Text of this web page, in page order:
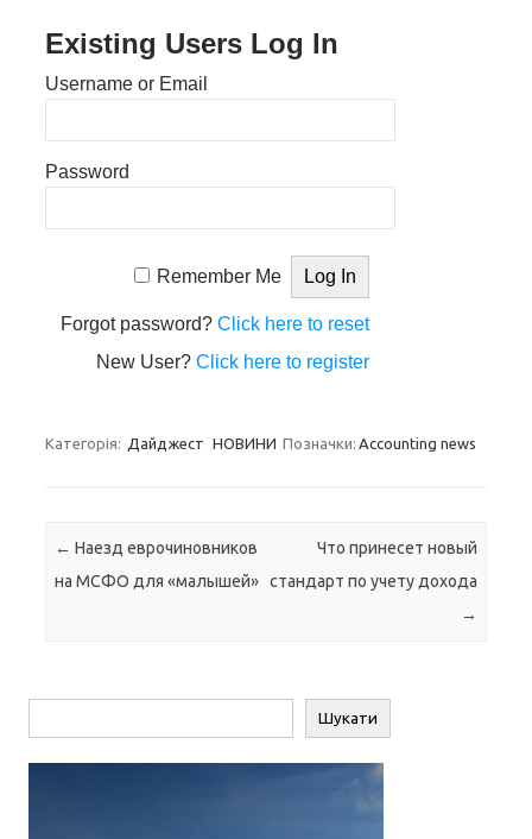
Existing Users Log In
Username or Email
Password
Remember Me
Forgot password?Click here to reset
New User?Click here to register
Категорія: Дайджест НОВИНИ Позначки: Accounting news
Навігація по запису
← Наезд еврочиновников
на МСФО для «малышей»
Что принесет новый
стандарт по учету дохода
→
Шукати